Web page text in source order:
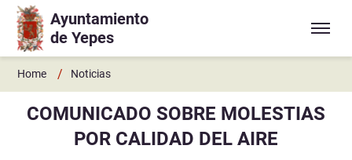
Ir a contenido principal
Ayuntamiento
de Yepes
Home / Noticias
COMUNICADO SOBRE MOLESTIAS
POR CALIDAD DEL AIRE